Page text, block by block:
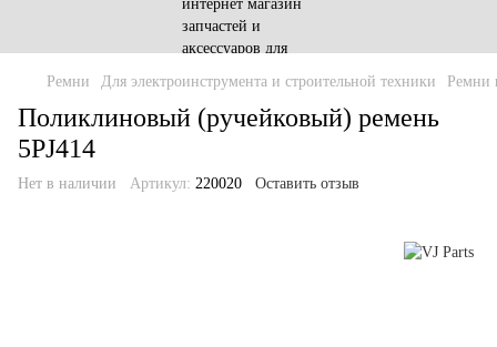
Ремни Для электроинструмента и строительной техники Ремни
Поликлиновый (ручейковый) ремень
5PJ414
Нет в наличии Артикул: 220020 Оставить отзыв